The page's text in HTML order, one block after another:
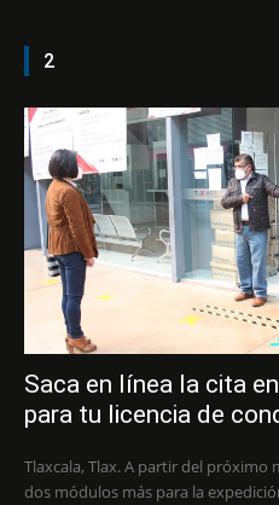
2
Saca en línea la cita
para tu licencia de
Tlaxcala, Tlax. A partir del próximo
dos módulos más para la